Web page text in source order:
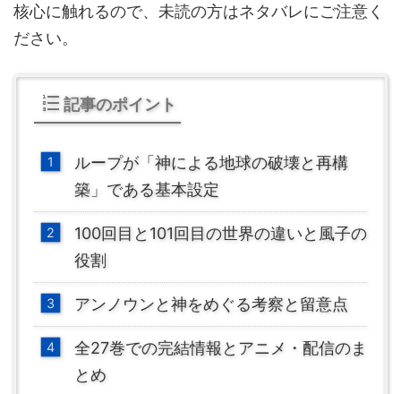
核心に触れるので、未読の方はネタバレにご注意く
ださい。
記事のポイント
ループが「神による地球の破壊と再構
築」である基本設定
100回目と101回目の世界の違いと風子の
役割
アンノウンと神をめぐる考察と留意点
全27巻での完結情報とアニメ・配信のま
とめ